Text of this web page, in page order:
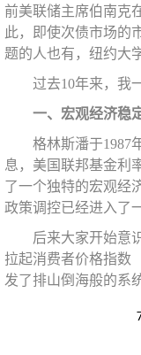
前美联储主席伯南克
此，
即使次债市场的
题的人也有，纽约大
过去10年来，我
一、宏观经济稳
格林斯潘于1987
息，美国联邦基金利
了一个独特的宏观经
政策调控已经进入了
后来大家开始意
拉起消费者价格指数
发了排山倒海般的系